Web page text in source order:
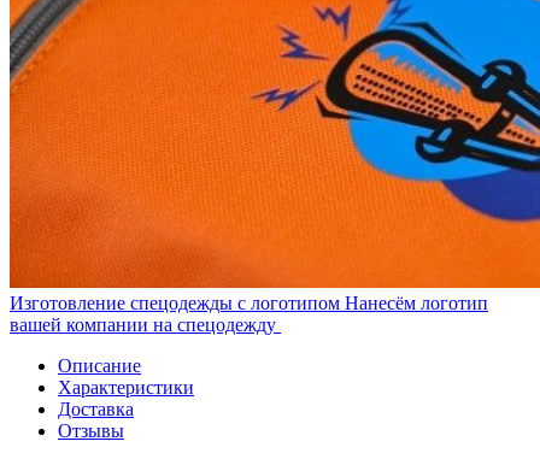
Изготовление спецодежды с логотипом Нанесём логотип
вашей компании на спецодежду
Описание
Характеристики
Доставка
Отзывы